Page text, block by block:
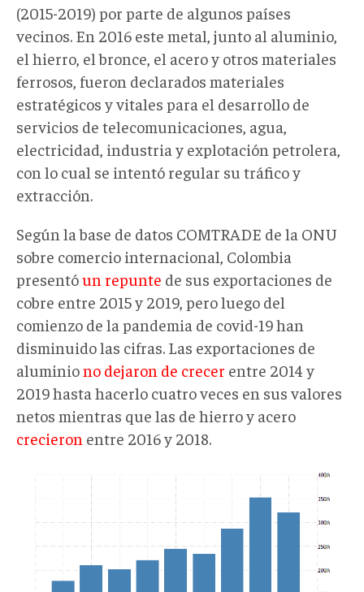
(2015-2019) por parte de algunos países
vecinos. En 2016 este metal, junto al aluminio,
el hierro, el bronce, el acero y otros materiales
ferrosos, fueron declarados materiales
estratégicos y vitales para el desarrollo de
servicios de telecomunicaciones, agua,
electricidad, industria y explotación petrolera,
con lo cual se intentó regular su tráfico y
extracción.
Según la base de datos COMTRADE de la ONU
sobre comercio internacional, Colombia
presentóun repunte de sus exportaciones de
cobre entre 2015 y 2019, pero luego del
comienzo de la pandemia de covid-19 han
disminuido las cifras. Las exportaciones de
aluminiono dejaron de crecer entre 2014 y
2019 hasta hacerlo cuatro veces en sus valores
netos mientras que las de hierro y acero
crecieron entre 2016 y 2018.
sabotaje003.png